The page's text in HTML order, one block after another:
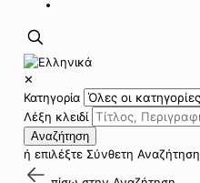
✕
Κατηγορία
Λέξη κλειδί
Αναζήτηση
ή επιλέξτε Σύνθετη Αναζήτηση